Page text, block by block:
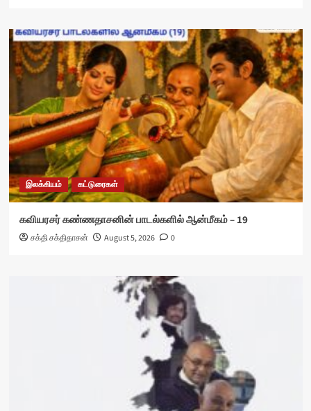
இலக்கியம் கட்டுரைகள்
கவியரசர் கண்ணதாசனின் பாடல்களில் ஆன்மீகம் – 19
சக்தி சக்திதாசன் August 5, 2026 0